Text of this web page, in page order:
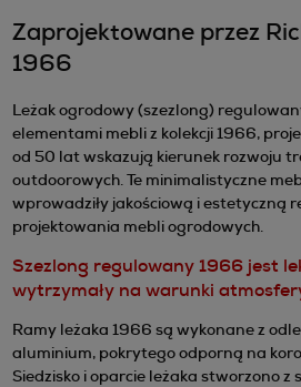
Zaprojektowane przez
1966
Leżak ogrodowy (szezlong)
elementami mebli z kolekcji 1966,
od 50 lat wskazują kierunek rozwoju
outdoorowych. Te minimalistyczne
wprowadziły jakościową i estetyczną
projektowania mebli ogrodowych.
Szezlong regulowany 1966 jest
wytrzymały na warunki
Ramy leżaka 1966 są wykonane z
aluminium, pokrytego odporną na
Siedzisko i oparcie leżaka stworzono z